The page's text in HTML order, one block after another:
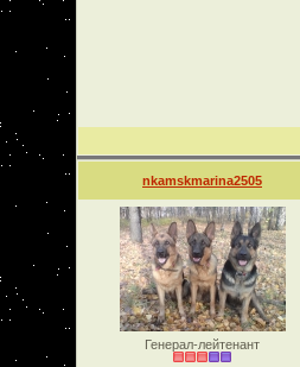
nkamskmarina2505
Генерал-лейтенант